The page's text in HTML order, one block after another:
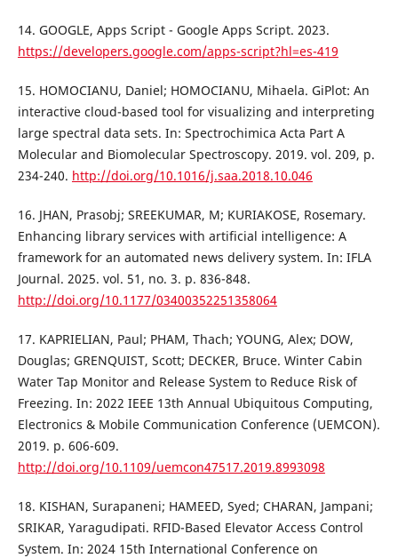
14. GOOGLE, Apps Script - Google Apps Script. 2023.
https://developers.google.com/apps-script?hl=es-419
15. HOMOCIANU, Daniel; HOMOCIANU, Mihaela. GiPlot: An
interactive cloud-based tool for visualizing and interpreting
large spectral data sets. In: Spectrochimica Acta Part A
Molecular and Biomolecular Spectroscopy. 2019. vol. 209, p.
234-240. http://doi.org/10.1016/j.saa.2018.10.046
16. JHAN, Prasobj; SREEKUMAR, M; KURIAKOSE, Rosemary.
Enhancing library services with artificial intelligence: A
framework for an automated news delivery system. In: IFLA
Journal. 2025. vol. 51, no. 3. p. 836-848.
http://doi.org/10.1177/03400352251358064
17. KAPRIELIAN, Paul; PHAM, Thach; YOUNG, Alex; DOW,
Douglas; GRENQUIST, Scott; DECKER, Bruce. Winter Cabin
Water Tap Monitor and Release System to Reduce Risk of
Freezing. In: 2022 IEEE 13th Annual Ubiquitous Computing,
Electronics & Mobile Communication Conference (UEMCON).
2019. p. 606-609.
http://doi.org/10.1109/uemcon47517.2019.8993098
18. KISHAN, Surapaneni; HAMEED, Syed; CHARAN, Jampani;
SRIKAR, Yaragudipati. RFID-Based Elevator Access Control
System. In: 2024 15th International Conference on